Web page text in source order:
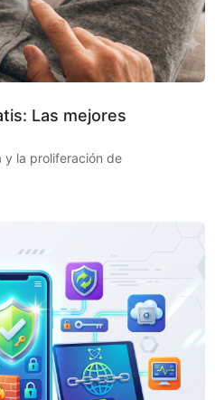
Las mejores
y la proliferación de